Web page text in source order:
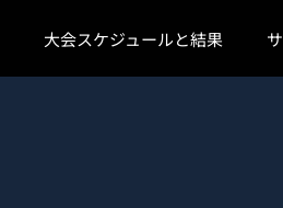
大会スケジュールと結果